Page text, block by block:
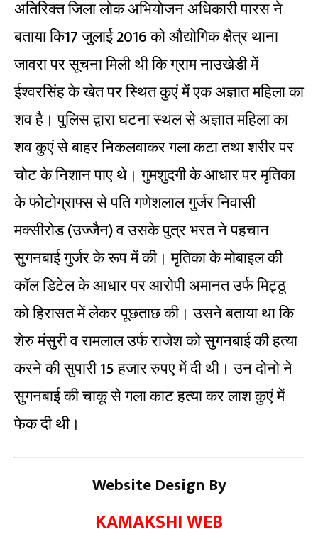
अतिरिक्त जिला लोक अभियोजन अधिकारी पारस ने
बताया कि17 जुलाई 2016 को औद्योगिक क्षैत्र थाना
जावरा पर सूचना मिली थी कि ग्राम नाउखेडी में
ईश्वरसिंह के खेत पर स्थित कुएं में एक अज्ञात महिला का
शव है। पुलिस द्वारा घटना स्थल से अज्ञात महिला का
शव कुएं से बाहर निकलवाकर गला कटा तथा शरीर पर
चोट के निशान पाए थे। गुमशुदगी के आधार पर मृतिका
के फोटोग्राफ्स से पति गणेशलाल गुर्जर निवासी
मक्सीरोड (उज्जैन) व उसके पुत्र भरत ने पहचान
सुगनबाई गुर्जर के रूप में की। मृतिका के मोबाइल की
कॉल डिटेल के आधार पर आरोपी अमानत उर्फ मिट्ठू
को हिरासत में लेकर पूछताछ की। उसने बताया था कि
शेरु मंसुरी व रामलाल उर्फ राजेश को सुगनबाई की हत्या
करने की सुपारी 15 हजार रुपए में दी थी। उन दोनो ने
सुगनबाई की चाकू से गला काट हत्या कर लाश कुएं में
फेक दी थी।
Website Design By
KAMAKSHI WEB